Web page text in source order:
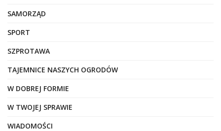
SAMORZĄD
SPORT
SZPROTAWA
TAJEMNICE NASZYCH OGRODÓW
W DOBREJ FORMIE
W TWOJEJ SPRAWIE
WIADOMOŚCI